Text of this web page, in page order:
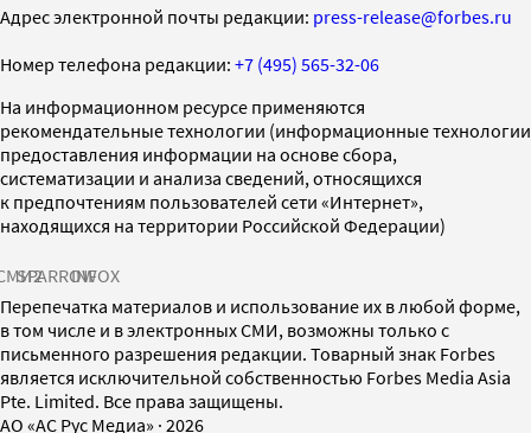
Адрес электронной почты редакции: press-release@forbes.ru
Номер телефона редакции: +7 (495) 565-32-06
На информационном ресурсе применяются
рекомендательные технологии (информационные технологии
предоставления информации на основе сбора,
систематизации и анализа сведений, относящихся
к предпочтениям пользователей сети «Интернет»,
находящихся на территории Российской Федерации)
SPARROWINFOX
Перепечатка материалов и использование их в любой форме,
в том числе и в электронных СМИ, возможны только с
письменного разрешения редакции. Товарный знак Forbes
является исключительной собственностью Forbes Media Asia
Pte. Limited. Все права защищены.
AO «АС Рус Медиа» · 2026